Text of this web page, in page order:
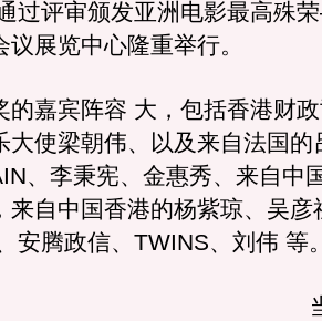
过评审颁发亚洲电影最高殊
展览中心隆重举行。
嘉宾阵容 大，包括香港财政
大使梁朝伟、以及来自法国的
、李秉宪、金惠秀、来自中
来自中国香港的杨紫琼、吴彦
安腾政信、TWINS、刘伟 等
当